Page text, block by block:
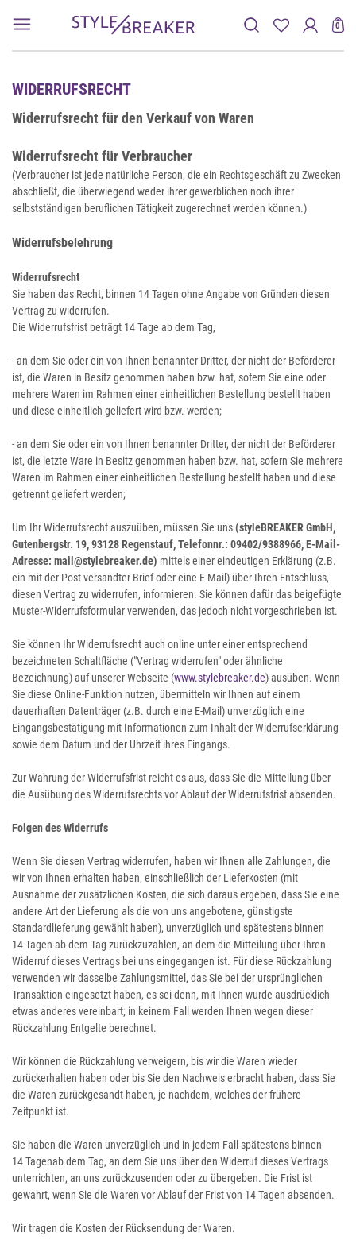
0
WIDERRUFS­RECHT
Widerrufsrecht für den Verkauf von Waren
Widerrufsrecht für Verbraucher
(Verbraucher ist jede natürliche Person, die ein Rechtsgeschäft zu Zwecken
abschließt, die überwiegend weder ihrer gewerblichen noch ihrer
selbstständigen beruflichen Tätigkeit zugerechnet werden können.)
Widerrufsbelehrung
Widerrufsrecht
Sie haben das Recht, binnen 14 Tagen ohne Angabe von Gründen diesen
Vertrag zu widerrufen.
Die Widerrufsfrist beträgt 14 Tage ab dem Tag,
- an dem Sie oder ein von Ihnen benannter Dritter, der nicht der Beförderer
ist, die Waren in Besitz genommen haben bzw. hat, sofern Sie eine oder
mehrere Waren im Rahmen einer einheitlichen Bestellung bestellt haben
und diese einheitlich geliefert wird bzw. werden;
- an dem Sie oder ein von Ihnen benannter Dritter, der nicht der Beförderer
ist, die letzte Ware in Besitz genommen haben bzw. hat, sofern Sie mehrere
Waren im Rahmen einer einheitlichen Bestellung bestellt haben und diese
getrennt geliefert werden;
Um Ihr Widerrufsrecht auszuüben, müssen Sie uns(styleBREAKER GmbH,
Gutenbergstr. 19, 93128 Regenstauf, Telefonnr.: 09402/9388966, E-Mail-
Adresse: mail@stylebreaker.de) mittels einer eindeutigen Erklärung (z.B.
ein mit der Post versandter Brief oder eine E-Mail) über Ihren Entschluss,
diesen Vertrag zu widerrufen, informieren. Sie können dafür das beigefügte
Muster-Widerrufsformular verwenden, das jedoch nicht vorgeschrieben ist.
Sie können Ihr Widerrufsrecht auch online unter einer entsprechend
bezeichneten Schaltfläche ("Vertrag widerrufen" oder ähnliche
Bezeichnung) auf unserer Webseite (www.stylebreaker.de) ausüben. Wenn
Sie diese Online-Funktion nutzen, übermitteln wir Ihnen auf einem
dauerhaften Datenträger (z.B. durch eine E-Mail) unverzüglich eine
Eingangsbestätigung mit Informationen zum Inhalt der Widerrufserklärung
sowie dem Datum und der Uhrzeit ihres Eingangs.
Zur Wahrung der Widerrufsfrist reicht es aus, dass Sie die Mitteilung über
die Ausübung des Widerrufsrechts vor Ablauf der Widerrufsfrist absenden.
Folgen des Widerrufs
Wenn Sie diesen Vertrag widerrufen, haben wir Ihnen alle Zahlungen, die
wir von Ihnen erhalten haben, einschließlich der Lieferkosten (mit
Ausnahme der zusätzlichen Kosten, die sich daraus ergeben, dass Sie eine
andere Art der Lieferung als die von uns angebotene, günstigste
Standardlieferung gewählt haben), unverzüglich und spätestens binnen
14Tagen ab dem Tag zurückzuzahlen, an dem die Mitteilung über Ihren
Widerruf dieses Vertrags bei uns eingegangen ist. Für diese Rückzahlung
verwenden wir dasselbe Zahlungsmittel, das Sie bei der ursprünglichen
Transaktion eingesetzt haben, es sei denn, mit Ihnen wurde ausdrücklich
etwas anderes vereinbart; in keinem Fall werden Ihnen wegen dieser
Rückzahlung Entgelte berechnet.
Wir können die Rückzahlung verweigern, bis wir die Waren wieder
zurückerhalten haben oder bis Sie den Nachweis erbracht haben, dass Sie
die Waren zurückgesandt haben, je nachdem, welches der frühere
Zeitpunkt ist.
Sie haben die Waren unverzüglich und in jedem Fall spätestens binnen
14Tagenab dem Tag, an dem Sie uns über den Widerruf dieses Vertrags
unterrichten, an unszurückzusenden oder zu übergeben. Die Frist ist
gewahrt, wenn Sie die Waren vor Ablauf der Frist von 14 Tagen absenden.
Wir tragen die Kosten der Rücksendung der Waren.